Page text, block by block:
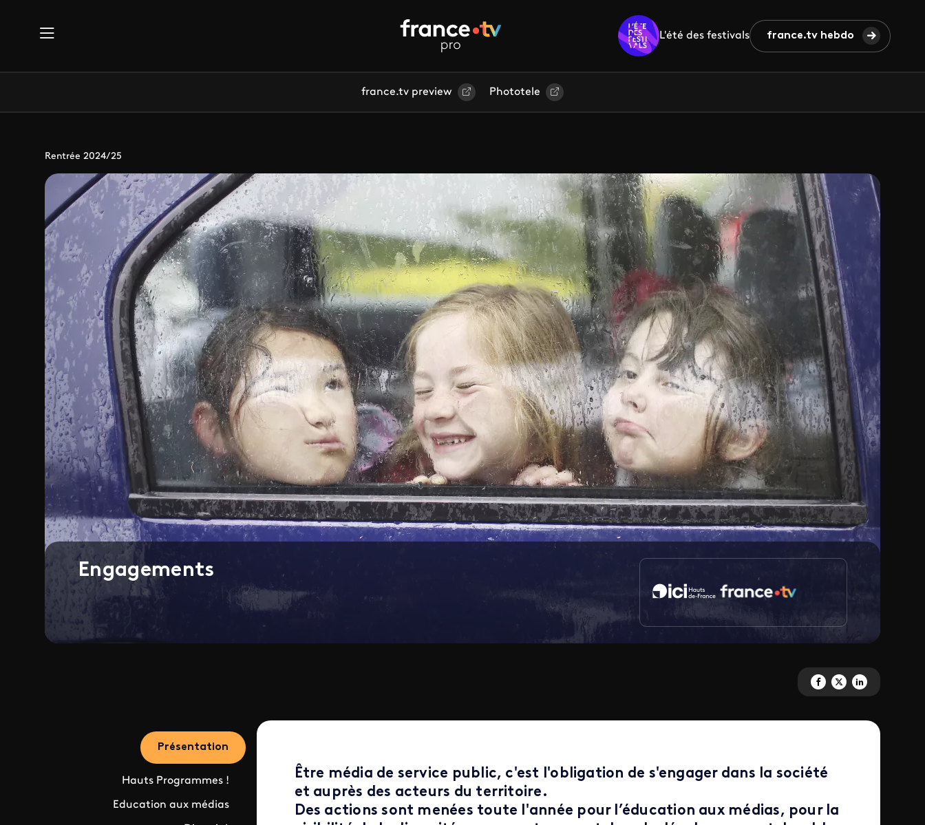
L'été des festivals france.tv hebdo
france.tv preview Phototele
Rentrée 2024/25
Engagements
Partagez 'Engagements' sur
Partagez 'Engagements'
Partagez
Présentation
Hauts Programmes !
Education aux médias
Être média de service public, c'est l'obligation de s'engager dans la société
et auprès des acteurs du territoire.
Des actions sont menées toute l'année pour l’éducation aux médias, pour la